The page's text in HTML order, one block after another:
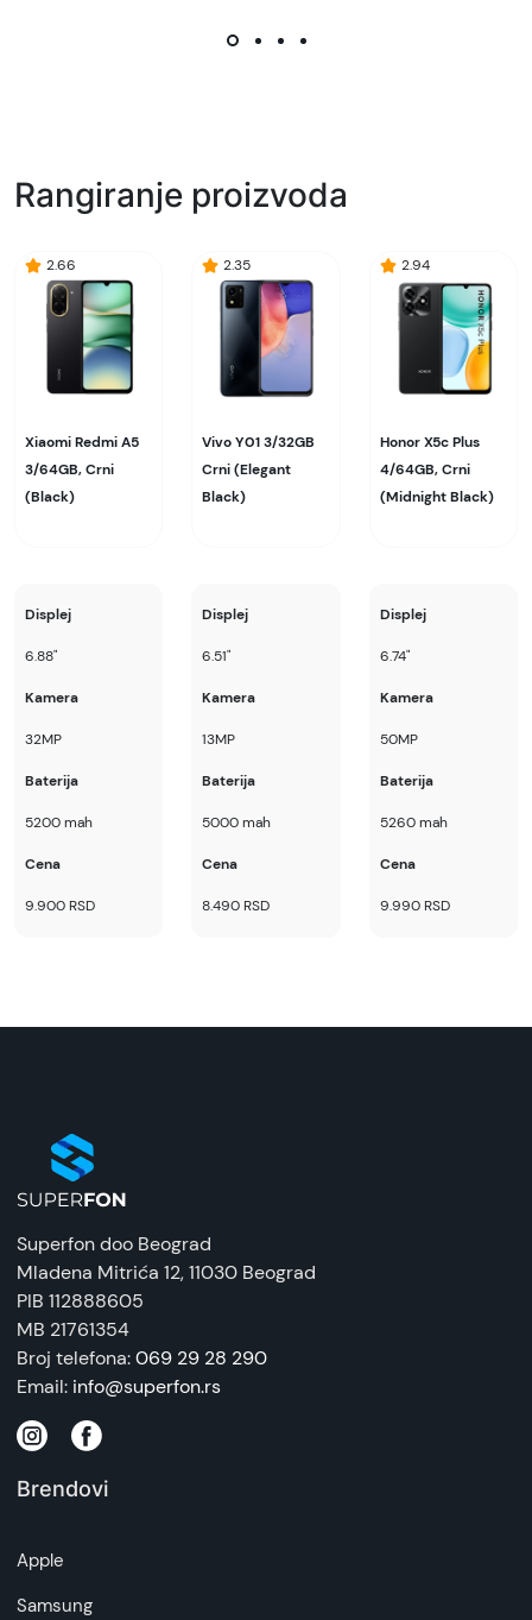
Rangiranje proizvoda
2.66
Xiaomi Redmi A5
3/64GB, Crni
(Black)
2.35
Vivo Y01 3/32GB
Crni (Elegant
Black)
2.94
Honor X5c Plus
4/64GB, Crni
(Midnight Black)
Displej
6.88"
Kamera
32MP
Baterija
5200 mah
Cena
9.900 RSD
Displej
6.51"
Kamera
13MP
Baterija
5000 mah
Cena
8.490 RSD
Displej
6.74"
Kamera
50MP
Baterija
5260 mah
Cena
9.990 RSD
Superfon doo Beograd
Mladena Mitrića 12, 11030 Beograd
PIB 112888605
MB 21761354
Broj telefona:069 29 28 290
Email: info@superfon.rs
Brendovi
Apple
Samsung